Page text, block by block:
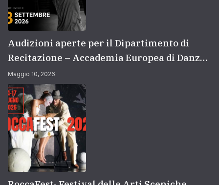
Audizioni aperte per il Dipartimento di
Recitazione – Accademia Europea di Danza
(2026/2027) | Scuola di recitazione a Roma
Maggio 10, 2026